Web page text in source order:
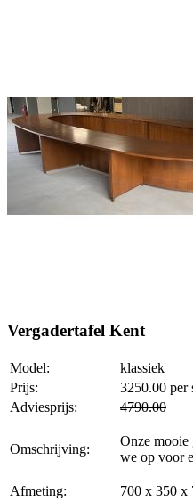
Vergadertafel Kent
Model:
klassiek
Prijs:
3250.00 per
Adviesprijs:
4790.00
Omschrijving:
Onze mooie
we op voor
Afmeting:
700 x 350 x